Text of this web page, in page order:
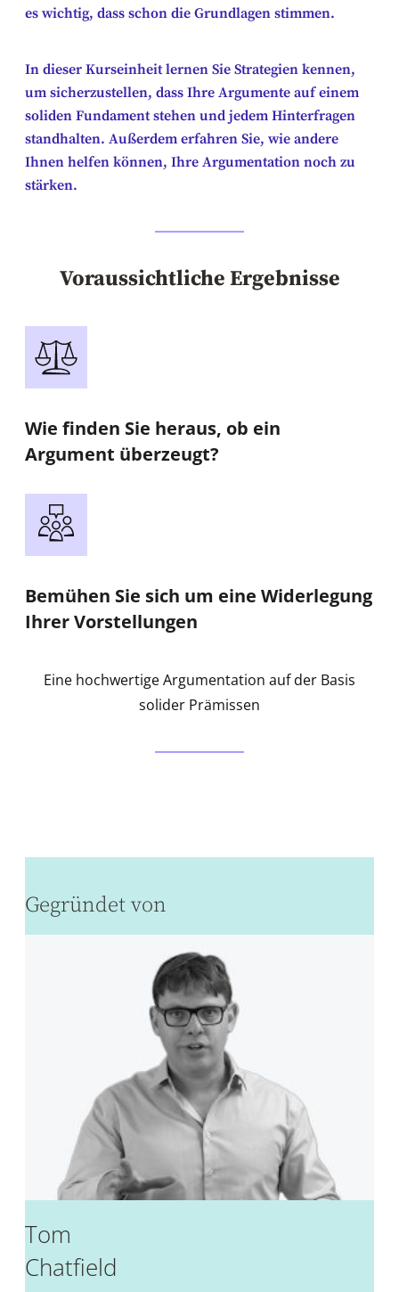
es wichtig, dass schon die Grundlagen stimmen.
In dieser Kurseinheit lernen Sie Strategien kennen,
um sicherzustellen, dass Ihre Argumente auf einem
soliden Fundament stehen und jedem Hinterfragen
standhalten. Außerdem erfahren Sie, wie andere
Ihnen helfen können, Ihre Argumentation noch zu
stärken.
Voraussichtliche Ergebnisse
Wie finden Sie heraus, ob ein
Argument überzeugt?
Bemühen Sie sich um eine Widerlegung
Ihrer Vorstellungen
Eine hochwertige Argumentation auf der Basis
solider Prämissen
Gegründet von
Tom
Chatfield